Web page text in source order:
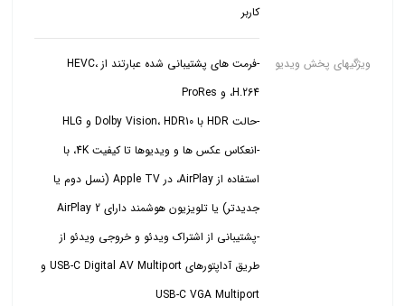
کاربر
ویژگیهای پخش ویدیو
-فرمت های پشتیبانی شده عبارتند از HEVC،
H.264، و ProRes
-حالت HDR با Dolby Vision، HDR10 و HLG
-انعکاس عکس ها و ویدیوها تا کیفیت 4K، با
استفاده از AirPlay، در Apple TV (نسل دوم یا
جدیدتر) یا تلویزیون هوشمند دارای AirPlay 2
-پشتیبانی از اشتراک ویدئو و خروجی ویدئو از
USB-C VGA Multiport